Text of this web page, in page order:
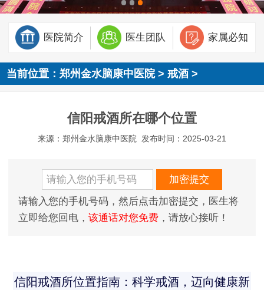
医院简介 医生团队 家属必知
当前位置：郑州金水脑康中医院>戒酒 >
信阳戒酒所在哪个位置
来源：郑州金水脑康中医院 发布时间：2025-03-21
请输入您的手机号码，然后点击加密提交，医生将
立即给您回电， 该通话对您免费，请放心接听！
信阳戒酒所位置指南：科学戒酒，迈向健康新